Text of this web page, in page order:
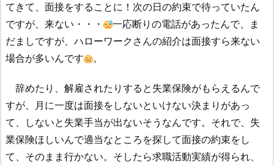
てきて、面接をすることに！次の日の約束で待っていたん
ですが、来ない・・・
一応断りの電話があったんで、ま
だましですが、ハローワークさんの紹介は面接すら来ない
場合が多いんです
。
辞めたり、解雇されたりすると失業保険がもらえるんで
すが、月に一度は面接をしないといけない決まりがあっ
て、しないと失業手当が出ないそうなんです。それで、失
業保険ほしいんで適当なところを探して面接の約束をし
て、そのまま行かない。そしたら求職活動実績が得られ、